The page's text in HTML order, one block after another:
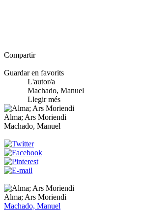
Compartir
Guardar en favorits
L'autor/a
Machado, Manuel
Llegir més
Alma; Ars Moriendi
Machado, Manuel
Alma; Ars Moriendi
Machado, Manuel